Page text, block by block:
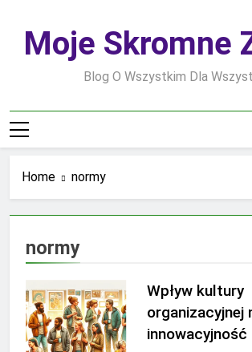
contentMoje Skromne
Blog O Wszystkim Dla
Home normy
normy
Wpływ kultury
organizacyjnej
innowacyjność